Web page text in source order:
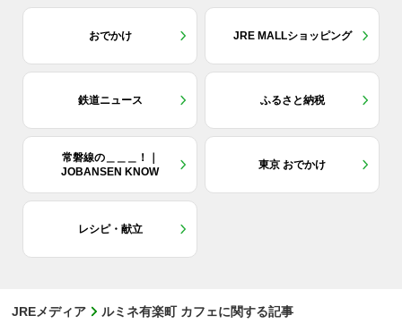
おでかけ JRE MALLショッピング
鉄道ニュース ふるさと納税
常磐線の＿＿＿！｜
JOBANSEN KNOW
東京 おでかけ
レシピ・献立
JREメディア ルミネ有楽町 カフェに関する記事